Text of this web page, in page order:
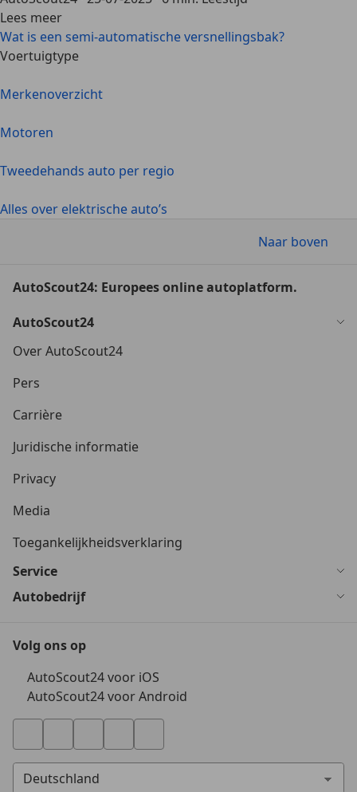
Lees meer
Wat is een semi-automatische versnellingsbak?
Voertuigtype
Merkenoverzicht
Motoren
Tweedehands auto per regio
Alles over elektrische auto’s
Naar boven
AutoScout24: Europees online autoplatform.
AutoScout24
Over AutoScout24
Pers
Carrière
Juridische informatie
Privacy
Media
Toegankelijkheidsverklaring
Service
Autobedrijf
Volg ons op
AutoScout24 voor iOS
AutoScout24 voor Android